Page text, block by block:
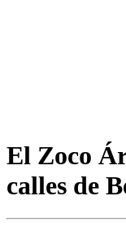
El Zoco
calles de